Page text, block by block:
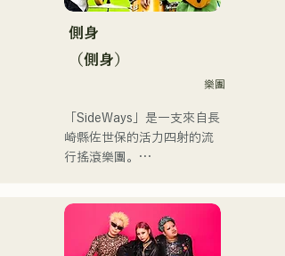
Festival ,sunset live2019、
鷹祭Summer Boostイベン
トステージにも出演。MCと
cup2019 Public viewing、競
輪日本一ダービーの場内ア
ナウンス、ラグビー女子日
本代表世界大会スタジアム
滑走屋場内アナウンス、ク
リスマスアドベント、イス
ラデサルサ、福岡ウィニン
ままで。僕とあなたのため
の音楽を。」気持ちが落ち
まう時こそ聴いてほしい。
自分自身も迷いや葛藤を抱
作り物ではなく、ありのま
まの感情や言葉をそのまま
音楽にしている。
2024年10月より音楽活動を
福岡を中心にブッキングラ
側身
（側身）
樂團
「SideWays」是一支來自長
崎縣佐世保的活力四射的流
行搖滾樂團。
EP《夢戰夜》，並開啟了全
國巡迴演出。